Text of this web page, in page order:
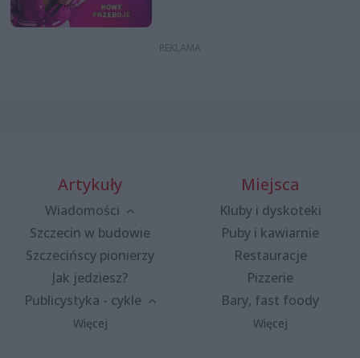
Artykuły
Wiadomości
Szczecin w budowie
Szczecińscy pionierzy
Jak jedziesz?
Publicystyka - cykle
Więcej
Miejsca
Kluby i dyskoteki
Puby i kawiarnie
Restauracje
Pizzerie
Bary, fast foody
Więcej